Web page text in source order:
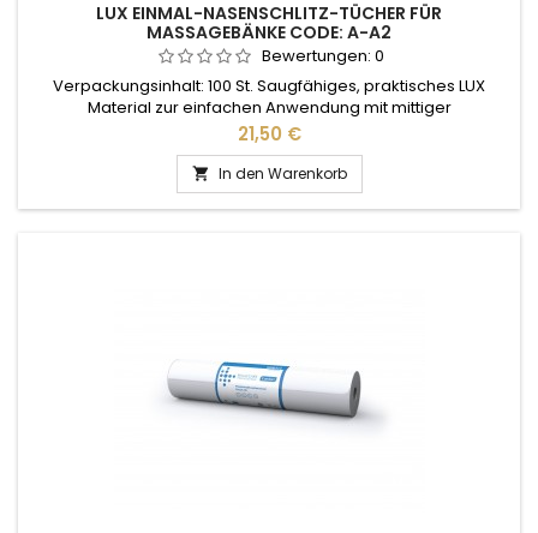
LUX EINMAL-NASENSCHLITZ-TÜCHER FÜR
MASSAGEBÄNKE CODE: A-A2
Bewertungen: 0
Verpackungsinhalt: 100 St. Saugfähiges, praktisches LUX
Material zur einfachen Anwendung mit mittiger
Kreutzschlitzstanzung (Nasenschlitz X-Stanzung) zum
Auflegen auf das Massageliegen-Kopfteil 55g/m2
Preis
21,50 €
 In den Warenkorb